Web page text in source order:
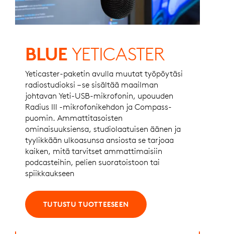
BLUE YETICASTER
Yeticaster-paketin avulla muutat työpöytäsi
radiostudioksi – se sisältää maailman
johtavan Yeti-USB-mikrofonin, upouuden
Radius III -mikrofonikehdon ja Compass-
puomin. Ammattitasoisten
ominaisuuksiensa, studiolaatuisen äänen ja
tyylikkään ulkoasunsa ansiosta se tarjoaa
kaiken, mitä tarvitset ammattimaisiin
podcasteihin, pelien suoratoistoon tai
spiikkaukseen
TUTUSTU TUOTTEESEEN